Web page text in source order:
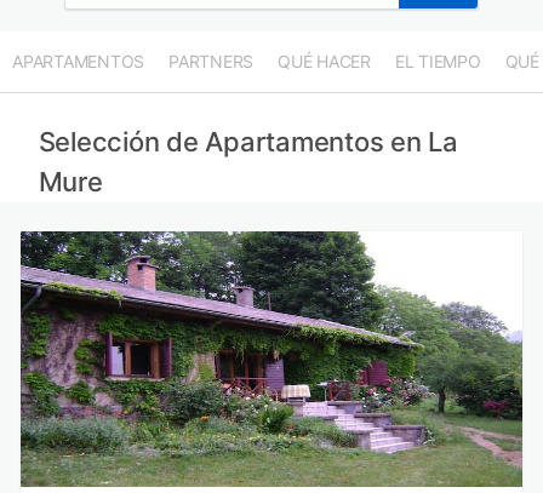
APARTAMENTOS PARTNERS QUÉ HACER EL TIEMPO QUÉ
Selección de Apartamentos en La
Mure